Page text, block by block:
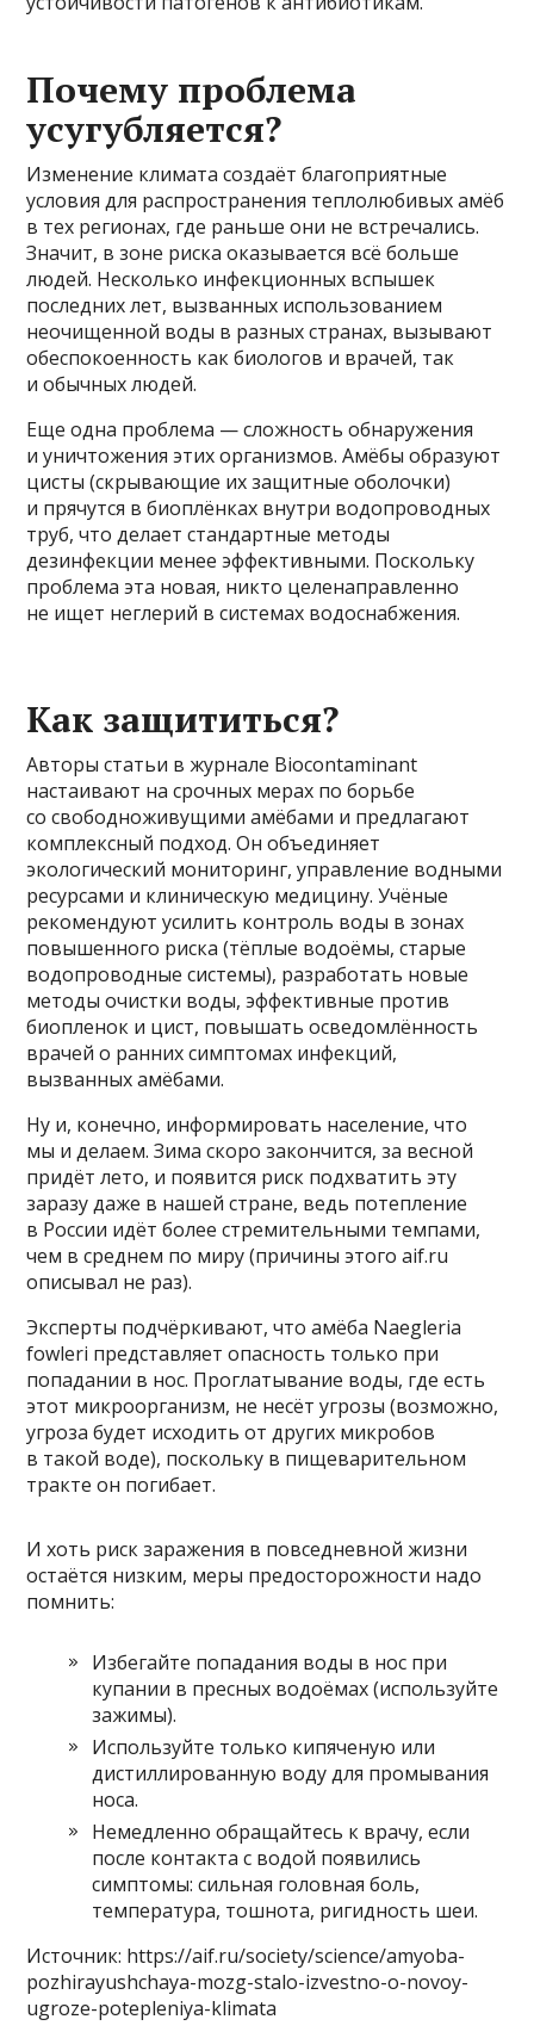
Почему проблема
усугубляется?
Изменение климата создаёт благоприятные
условия для распространения теплолюбивых амёб
в тех регионах, где раньше они не встречались.
Значит, в зоне риска оказывается всё больше
людей. Несколько инфекционных вспышек
последних лет, вызванных использованием
неочищенной воды в разных странах, вызывают
обеспокоенность как биологов и врачей, так
и обычных людей.
Еще одна проблема — сложность обнаружения
и уничтожения этих организмов. Амёбы образуют
цисты (скрывающие их защитные оболочки)
и прячутся в биоплёнках внутри водопроводных
труб, что делает стандартные методы
дезинфекции менее эффективными. Поскольку
проблема эта новая, никто целенаправленно
не ищет неглерий в системах водоснабжения.
Как защититься?
Авторы статьи в журнале Biocontaminant
настаивают на срочных мерах по борьбе
со свободноживущими амёбами и предлагают
комплексный подход. Он объединяет
экологический мониторинг, управление водными
ресурсами и клиническую медицину. Учёные
рекомендуют усилить контроль воды в зонах
повышенного риска (тёплые водоёмы, старые
водопроводные системы), разработать новые
методы очистки воды, эффективные против
биопленок и цист, повышать осведомлённость
врачей о ранних симптомах инфекций,
вызванных амёбами.
Ну и, конечно, информировать население, что
мы и делаем. Зима скоро закончится, за весной
придёт лето, и появится риск подхватить эту
заразу даже в нашей стране, ведь потепление
в России идёт более стремительными темпами,
чем в среднем по миру (причины этого aif.ru
описывал не раз).
Эксперты подчёркивают, что амёба Naegleria
fowleri представляет опасность только при
попадании в нос. Проглатывание воды, где есть
этот микроорганизм, не несёт угрозы (возможно,
угроза будет исходить от других микробов
в такой воде), поскольку в пищеварительном
тракте он погибает.
И хоть риск заражения в повседневной жизни
остаётся низким, меры предосторожности надо
помнить:
Избегайте попадания воды в нос при
купании в пресных водоёмах (используйте
зажимы).
Используйте только кипяченую или
дистиллированную воду для промывания
носа.
Немедленно обращайтесь к врачу, если
после контакта с водой появились
симптомы: сильная головная боль,
температура, тошнота, ригидность шеи.
Источник: https://aif.ru/society/science/amyoba-
pozhirayushchaya-mozg-stalo-izvestno-o-novoy-
ugroze-potepleniya-klimata